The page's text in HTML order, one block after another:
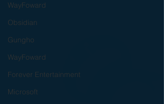
WayFoward
Obsidian
Gungho
WayFoward
Forever Entertainment
Microsoft